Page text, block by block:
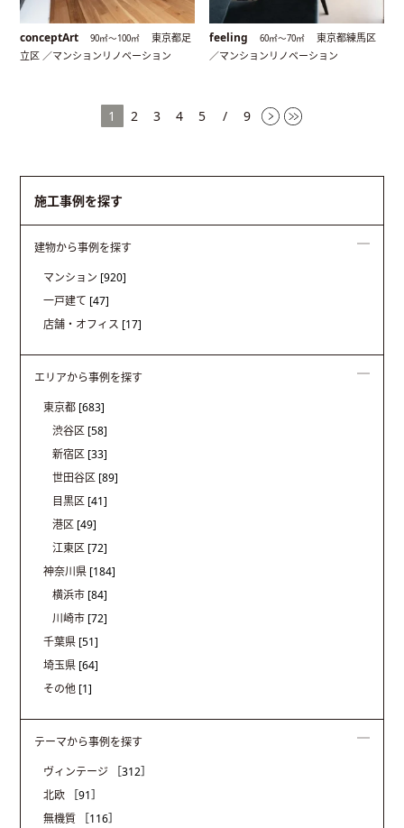
conceptArt 90㎡〜100㎡
東京都足
立区 ／マンションリノベーション
feeling 60㎡〜70㎡
東京都練馬区
／マンションリノベーション
1 2 3 4 5 / 9
施工事例を探す
建物から事例を探す
マンション [920]
一戸建て [47]
店舗・オフィス [17]
エリアから事例を探す
東京都 [683]
渋谷区 [58]
新宿区 [33]
世田谷区 [89]
目黒区 [41]
港区 [49]
江東区 [72]
神奈川県 [184]
横浜市 [84]
川崎市 [72]
千葉県 [51]
埼玉県 [64]
その他 [1]
テーマから事例を探す
ヴィンテージ
［312］
北欧
［91］
無機質
［116］